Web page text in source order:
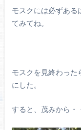
モスクには必ずある
てみてね。
モスクを見終わった
にした。
すると、茂みから・